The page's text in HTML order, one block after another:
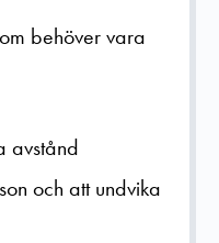
behöver vara
avstånd
och att undvika